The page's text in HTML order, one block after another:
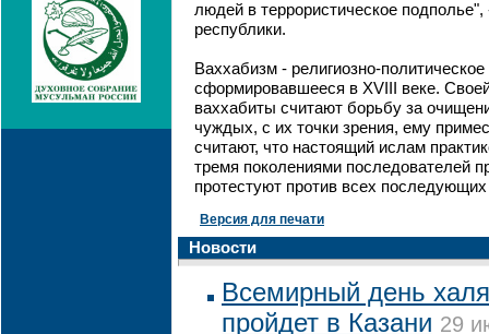
людей в террористическое
республики.
Ваххабизм - религиозно-
сформировавшееся в XVIII веке.
ваххабиты считают борьбу за
чуждых, с их точки зрения, ему
считают, что настоящий ислам
тремя поколениями последователей
протестуют против всех
Версия для печати
Новости
Всемирный день
пройдет в Казани 29